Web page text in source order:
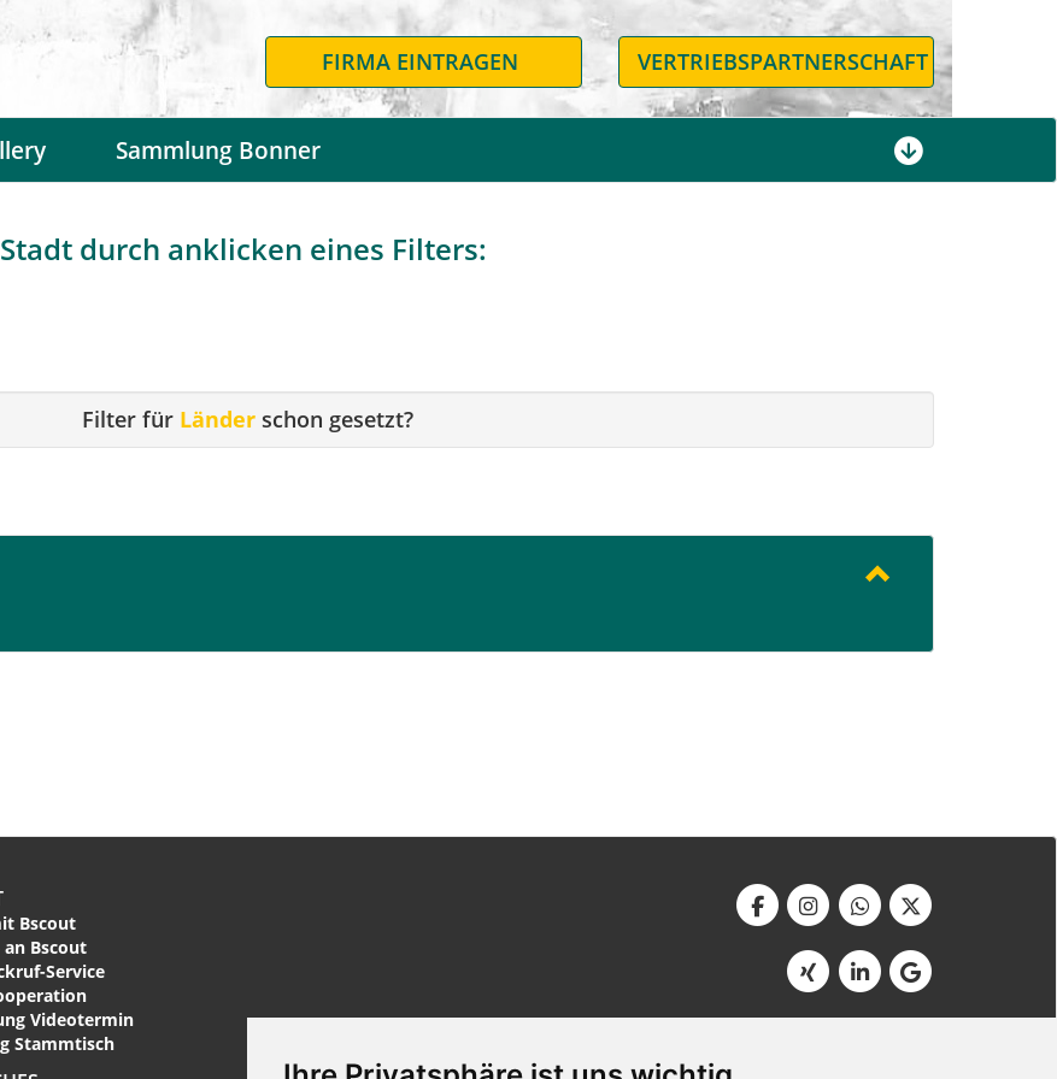
FIRMA EINTRAGEN VERTRIEBSPARTNERSCHAFT
Sammlung Bonner
durch anklicken eines Filters:
Filter für Länderschon gesetzt?
Bscout
Bscout
Service
Videotermin
Stammtisch